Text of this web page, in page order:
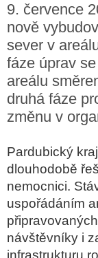
9. července
nově
sever v
fáze úprav
areálu
druhá fáze
změnu v
Pardubický
dlouhodobě
nemocnici.
uspořádáním
návštěvníky i
infrastrukturu